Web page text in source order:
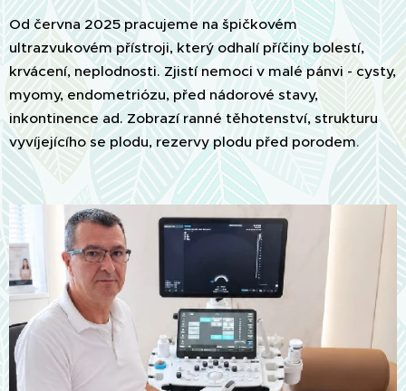
Od června 2025 pracujeme na špičkovém
ultrazvukovém přístroji, který odhalí příčiny bolestí,
krvácení, neplodnosti. Zjistí nemoci v malé pánvi - cysty,
myomy, endometriózu, před nádorové stavy,
inkontinence ad. Zobrazí ranné těhotenství, strukturu
vyvíjejícího se plodu, rezervy plodu před porodem.